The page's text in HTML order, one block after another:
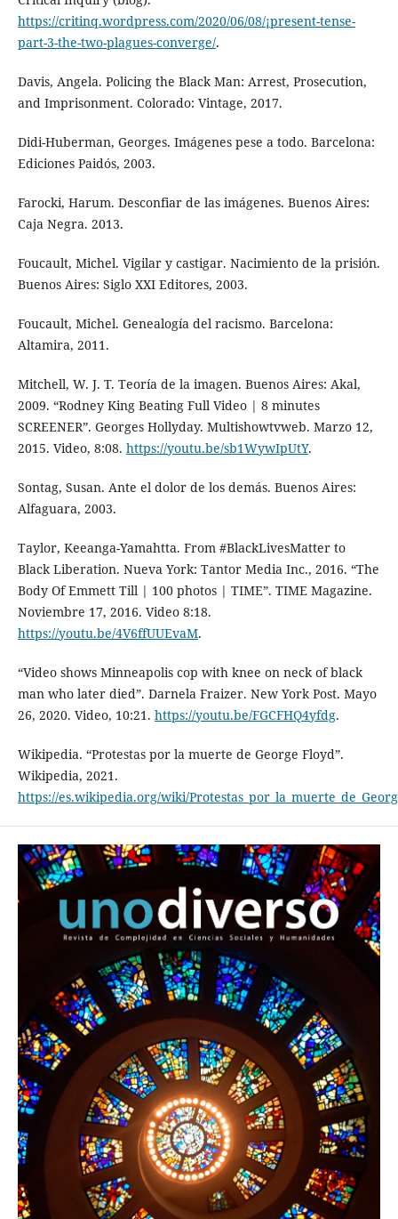
https://critinq.wordpress.com/2020/06/08/¡present-tense-
part-3-the-two-plagues-converge/.
Davis, Angela. Policing the Black Man: Arrest, Prosecution,
and Imprisonment. Colorado: Vintage, 2017.
Didi-Huberman, Georges. Imágenes pese a todo. Barcelona:
Ediciones Paidós, 2003.
Farocki, Harum. Desconfiar de las imágenes. Buenos Aires:
Caja Negra. 2013.
Foucault, Michel. Vigilar y castigar. Nacimiento de la prisión.
Buenos Aires: Siglo XXI Editores, 2003.
Foucault, Michel. Genealogía del racismo. Barcelona:
Altamira, 2011.
Mitchell, W. J. T. Teoría de la imagen. Buenos Aires: Akal,
2009. “Rodney King Beating Full Video | 8 minutes
SCREENER”. Georges Hollyday. Multishowtvweb. Marzo 12,
2015. Video, 8:08. https://youtu.be/sb1WywIpUtY.
Sontag, Susan. Ante el dolor de los demás. Buenos Aires:
Alfaguara, 2003.
Taylor, Keeanga-Yamahtta. From #BlackLivesMatter to
Black Liberation. Nueva York: Tantor Media Inc., 2016. “The
Body Of Emmett Till | 100 photos | TIME”. TIME Magazine.
Noviembre 17, 2016. Video 8:18.
https://youtu.be/4V6ffUUEvaM.
“Video shows Minneapolis cop with knee on neck of black
man who later died”. Darnela Fraizer. New York Post. Mayo
26, 2020. Video, 10:21. https://youtu.be/FGCFHQ4yfdg.
Wikipedia. “Protestas por la muerte de George Floyd”.
Wikipedia, 2021.
https://es.wikipedia.org/wiki/